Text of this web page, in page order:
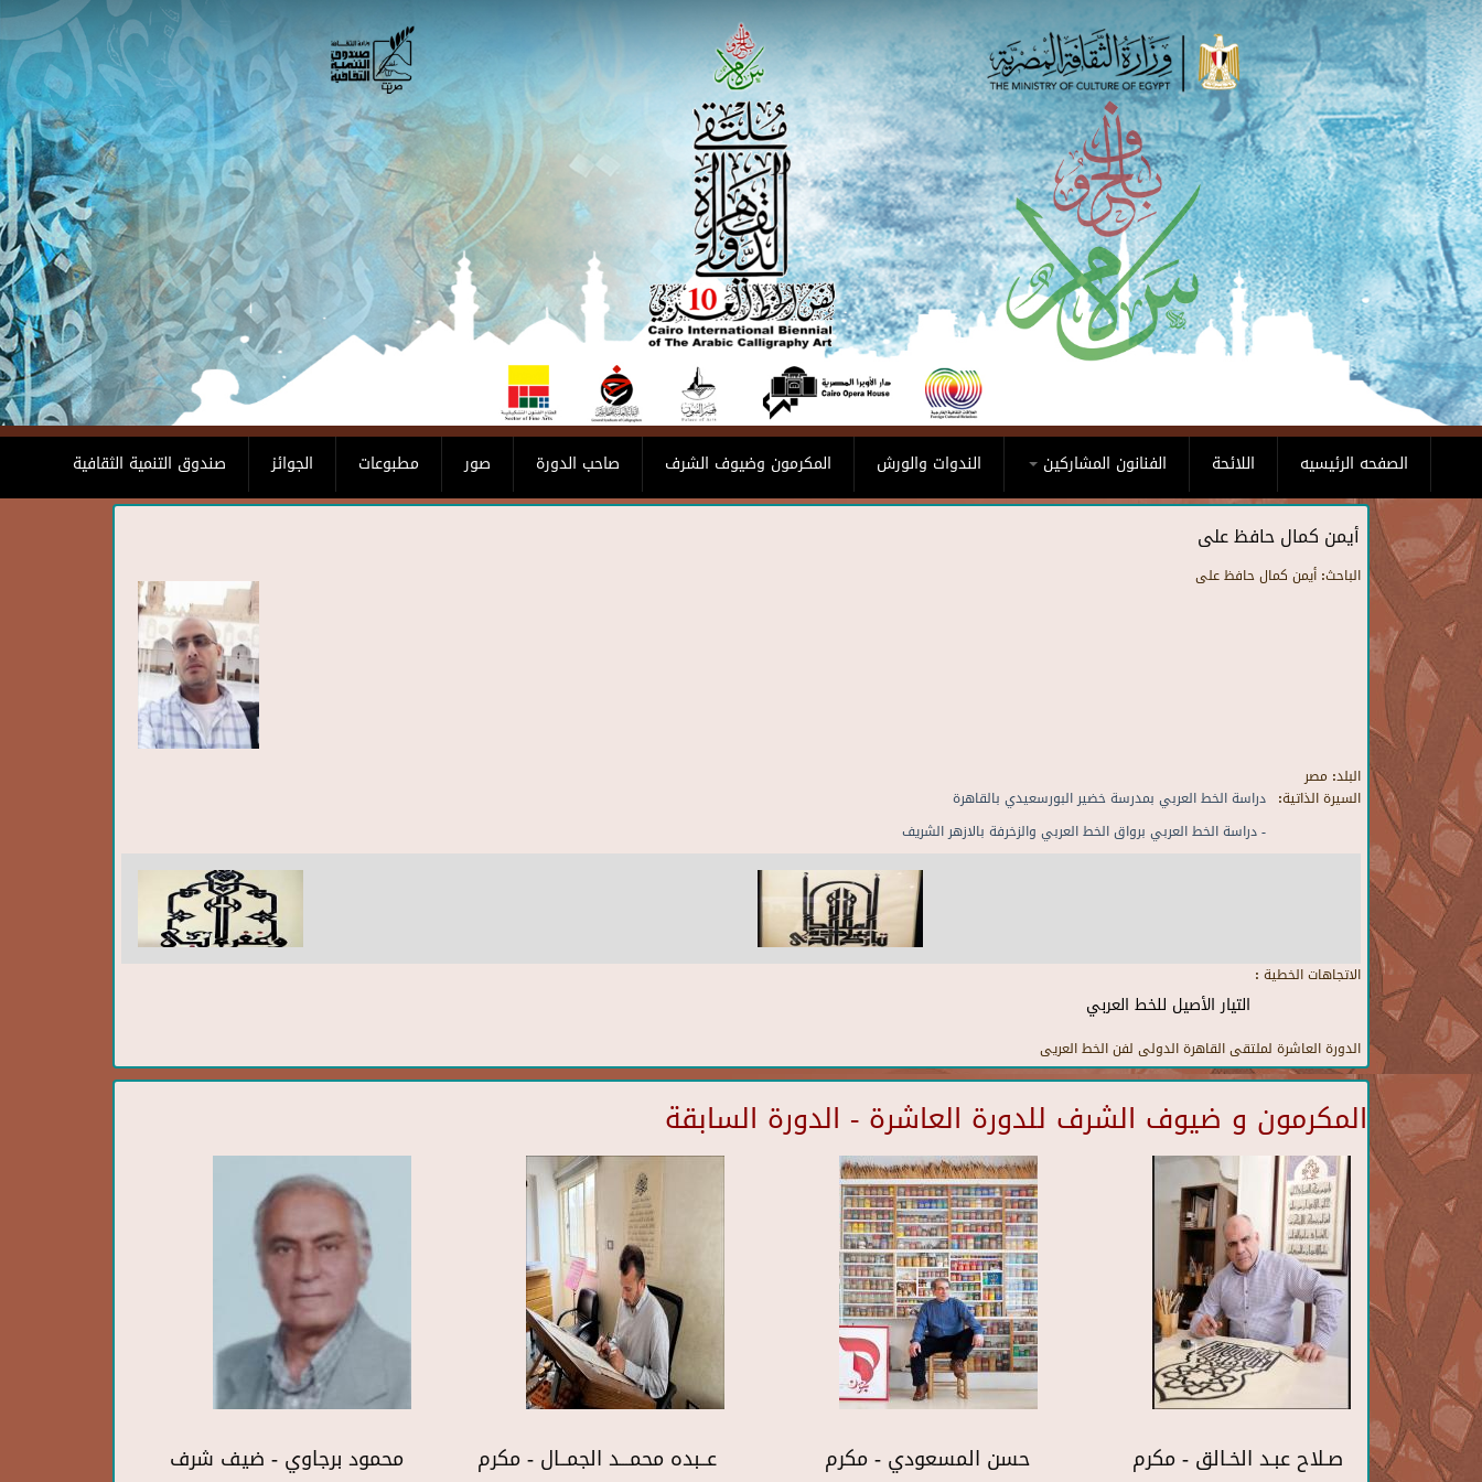
Skip to main content
صندوق التنمية الثقافية الجوائز مطبوعات صور صاحب الدورة المكرمون وضيوف الشرف الندوات والورش الفنانون المشاركين اللائحة الصفحه الرئيسيه
أيمن كمال حافظ على
الباحث: أيمن كمال حافظ على
البلد: مصر
السيرة الذاتية: دراسة الخط العربي بمدرسة خضير البورسعيدي بالقاهرة
- دراسة الخط العربي برواق الخط العربي والزخرفة بالازهر الشريف
الاتجاهات الخطية :
التيار الأصيل للخط العربي
الدورة العاشرة لملتقى القاهرة الدولى لفن الخط العريى
المكرمون و ضيوف الشرف للدورة العاشرة - الدورة السابقة
محمود برجاوي - ضيف شرف عــبده محمـــد الجمــال - مكرم حسن المسعودي - مكرم صـلاح عبـد الخـالق - مكرم